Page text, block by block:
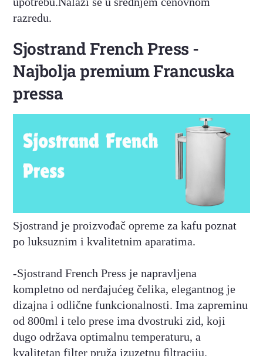
razredu.
Sjostrand French Press -
Najbolja premium Francuska
pressa
Sjostrand je proizvođač opreme za kafu poznat
po luksuznim i kvalitetnim aparatima.
-Sjostrand French Press je napravljena
kompletno od nerđajućeg čelika, elegantnog je
dizajna i odlične funkcionalnosti. Ima zapreminu
od 800ml i telo prese ima dvostruki zid, koji
dugo održava optimalnu temperaturu, a
kvalitetan filter pruža izuzetnu ﬁltraciju.